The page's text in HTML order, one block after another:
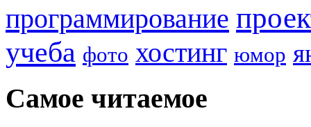
программирование
учеба фото хостинг юмор
Самое читаемое